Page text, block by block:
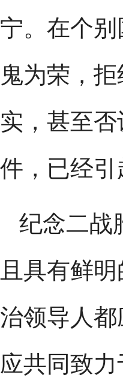
宁。在个
鬼为荣，
实，甚至
件，已经
纪念二战
且具有鲜
治领导人
应共同致